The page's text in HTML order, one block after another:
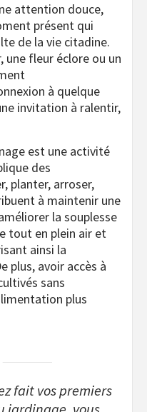
attention douce,
présent qui
de la vie citadine.
une fleur éclore ou un
à quelque
invitation à ralentir,
est une activité
des
planter, arroser,
à maintenir une
la souplesse
tout en plein air et
ainsi la
plus, avoir accès à
sans
plus
fait vos premiers